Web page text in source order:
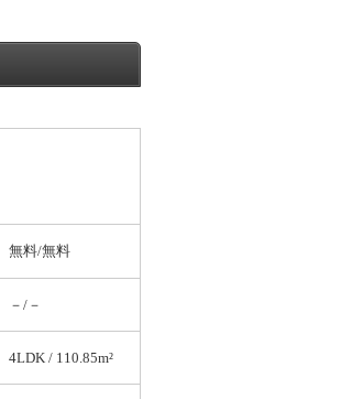
無料/無料
－/－
4LDK / 110.85m²